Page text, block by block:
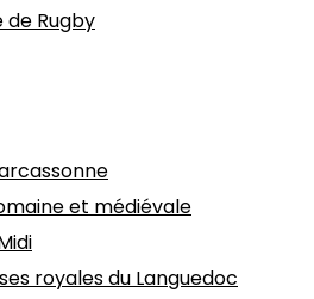
de Rugby
et médiévale
royales du Languedoc